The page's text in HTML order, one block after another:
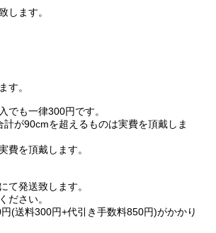
します。
す。
でも一律300円です。
が90cmを超えるものは実費を頂戴しま
費を頂戴します。
て発送致します。
ださい。
(送料300円+代引き手数料850円)がかかり